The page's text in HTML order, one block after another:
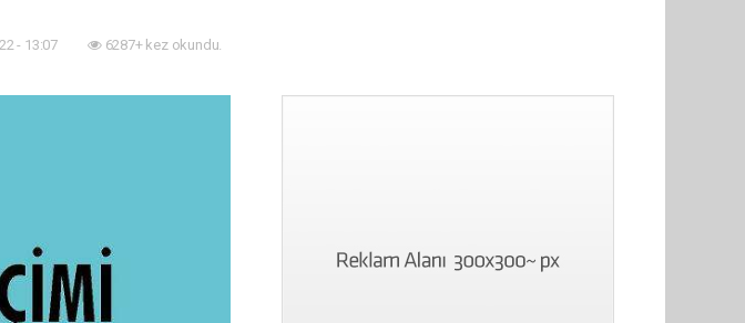
- 13:07 6287+ kez okundu.